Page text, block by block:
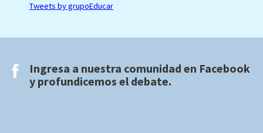
Tweets by grupoEducar
Ingresa a nuestra comunidad en Facebook
y profundicemos el debate.